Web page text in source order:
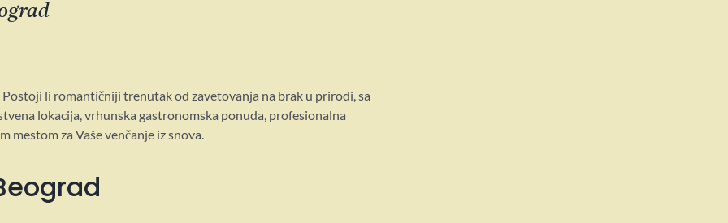
li romantičniji trenutak od zavetovanja na brak u prirodi, sa
lokacija, vrhunska gastronomska ponuda, profesionalna
mestom za Vaše venčanje iz snova.